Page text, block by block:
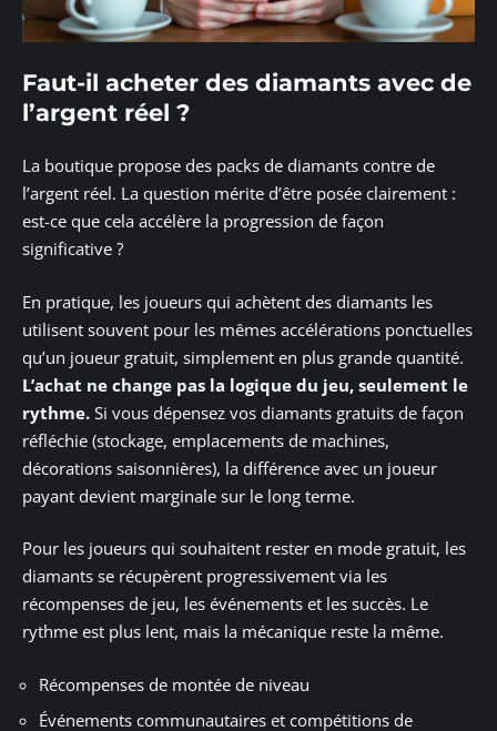
Faut-il acheter des diamants avec de
l’argent réel ?
La boutique propose des packs de diamants contre de
l’argent réel. La question mérite d’être posée clairement :
est-ce que cela accélère la progression de façon
significative ?
En pratique, les joueurs qui achètent des diamants les
utilisent souvent pour les mêmes accélérations ponctuelles
qu’un joueur gratuit, simplement en plus grande quantité.
L’achat ne change pas la logique du jeu, seulement le
rythme. Si vous dépensez vos diamants gratuits de façon
réfléchie (stockage, emplacements de machines,
décorations saisonnières), la différence avec un joueur
payant devient marginale sur le long terme.
Pour les joueurs qui souhaitent rester en mode gratuit, les
diamants se récupèrent progressivement via les
récompenses de jeu, les événements et les succès. Le
rythme est plus lent, mais la mécanique reste la même.
Récompenses de montée de niveau
Événements communautaires et compétitions de